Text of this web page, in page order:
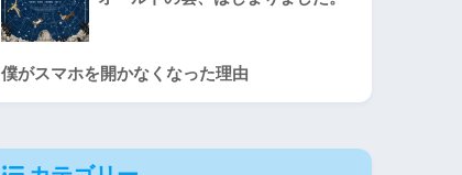
僕がスマホを開かなくなった理由